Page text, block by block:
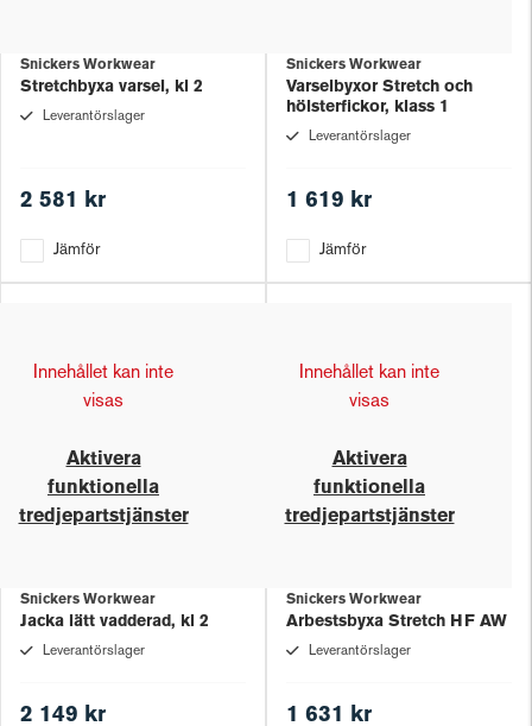
Snickers Workwear
Stretchbyxa varsel, kl 2
Leverantörslager
2 581 kr
Jämför
Snickers Workwear
Varselbyxor Stretch och
hölsterfickor, klass 1
Leverantörslager
1 619 kr
Jämför
Innehållet kan inte
visas
Aktivera
funktionella
tredjepartstjänster
Snickers Workwear
Jacka lätt vadderad, kl 2
Leverantörslager
2 149 kr
Innehållet kan inte
visas
Aktivera
funktionella
tredjepartstjänster
Snickers Workwear
Arbestsbyxa Stretch HF AW
Leverantörslager
1 631 kr